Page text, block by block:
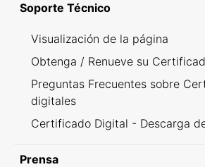
Soporte Técnico
Visualización de la página
Obtenga / Renueve su
Preguntas Frecuentes sobre
digitales
Certificado Digital - Descarga
Prensa